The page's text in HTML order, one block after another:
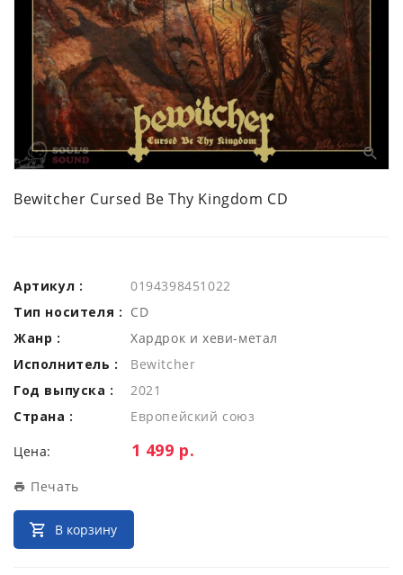
Bewitcher Cursed Be Thy Kingdom CD
Артикул :
0194398451022
Тип носителя : CD
Жанр :
Хардрок и хеви-метал
Исполнитель :
Bewitcher
Год выпуска :
2021
Страна :
Европейский союз
Цена: Цена:
1 499 р.
Печать
В корзину